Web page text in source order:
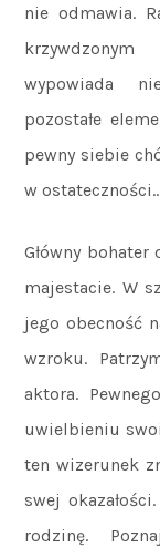
nie odmawia.
wypowiada
pozostałe
pewny siebie
w
Główny
majestacie. W
jego obecność
wzroku.
aktora.
uwielbieniu
ten wizerunek
swej
rodzinę.